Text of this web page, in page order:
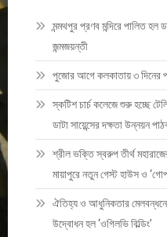
মন্মথপুর প্রণব মন্দিরে পালিত হল
জন্মজয়ন্তী
পুজোর আগে কলকাতায় ৩ দিনের
স্কটিশ চার্চ কলেজে শুরু হচ্ছে
ডাটা সায়েন্সের দক্ষতা উন্নয়ন
শ্রীল ভক্তি স্বরুপ তীর্থ
মায়াপুরে নতুন গেস্ট হাউস ও
ঐতিহ্য ও আধুনিকতার মেলবন্ধনে
উদ্বোধন হল ‘ওগিলভি বিল্ডিং’